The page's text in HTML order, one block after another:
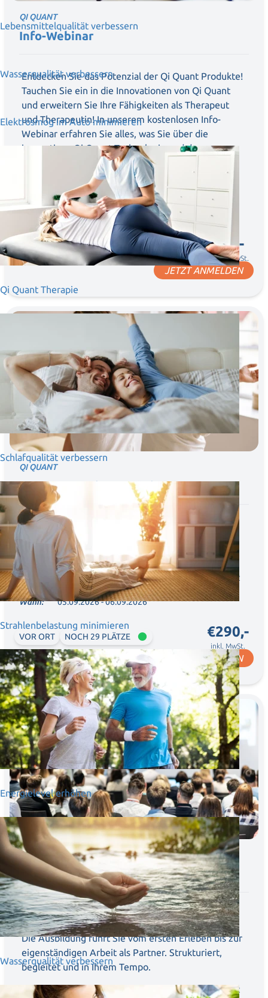
Lebensmittelqualität verbessern
Wasserqualität verbessern
Elektrosmog im Auto minimieren
Qi Quant Therapie
Schlafqualität verbessern
Strahlenbelastung minimieren
Energielevel erhöhen
Wasserqualität verbessern
QI QUANT
Info-Webinar
Entdecken Sie das Potenzial der Qi Quant Produkte!
Tauchen Sie ein in die Innovationen von Qi Quant
und erweitern Sie Ihre Fähigkeiten als Therapeut
und Therapeutin! In unserem kostenlosen Info-
Webinar erfahren Sie alles, was Sie über die
innovativen Qi Quant Technologie und deren
vielfältige Einsatzmöglichkeiten wissen müssen.
Erkennen Sie dabei auch die wirtschaftlichen
Chancen für Ihre Therapiearbeit und Praxis.
Wann: 20.08.2026, 19:00 - 21:30 Uhr
ONLINE NOCH 48 PLÄTZE €0,-
inkl. MwSt.
JETZT ANMELDEN
QI QUANT
Expertenseminar 2-tägig
Lernen Sie, wie Sie die Energie-Regulation für Ihre
Therapie nutzen können, um Ihre Patienten
langfristig und nachhaltig zu begleiten.
Wo:
Hotel Ammerhauser GmbH, Dorfstraße 1, A-5102
Anthering bei Salzburg, Österreich
Wann:
05.09.2026 - 06.09.2026
VOR ORT NOCH 29 PLÄTZE €290,-
inkl. MwSt.
JETZT ANMELDEN
05. - 06
September
QI QUANT
Qi Quant Partnerausbildung
Drei Module. Zwei Wege. Ein klares System.
Die Ausbildung führt Sie vom ersten Erleben bis zur
eigenständigen Arbeit als Partner. Strukturiert,
begleitet und in Ihrem Tempo.
Wo:
Hotel Ammerhauser GmbH, Dorfstraße 1, A-5102